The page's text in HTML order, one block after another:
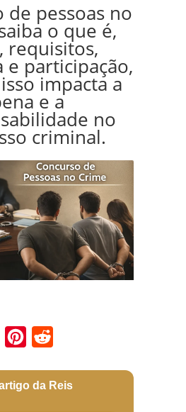
de pessoas no
o que é,
requisitos,
e participação,
impacta a
e a
no
criminal.
da Reis